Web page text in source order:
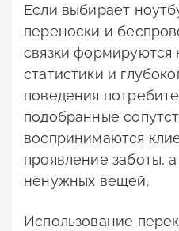
Если выбирает
переноски и
связки формируются
статистики и
поведения
подобранные
воспринимаются
проявление заботы,
ненужных вещей.
Использование